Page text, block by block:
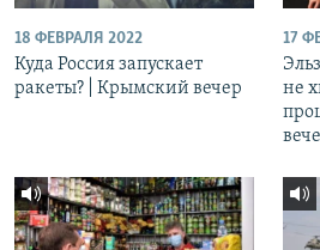
18 ФЕВРАЛЯ 2022
Куда Россия запускает
ракеты? | Крымский вечер
17
не